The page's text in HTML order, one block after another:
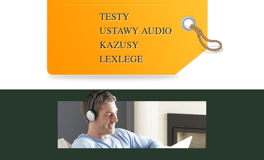
TESTY
USTAWY AUDIO
KAZUSY
LEXLEGE